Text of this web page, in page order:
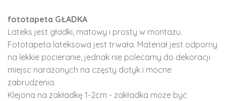
fototapeta GŁADKA
Lateks jest gładki, matowy i prosty w montażu.
Fototapeta lateksowa jest trwała. Materiał jest odporny
na lekkie pocieranie, jednak nie polecamy do dekoracji
miejsc narażonych na częsty dotyk i mocne
zabrudzenia.
Klejona na zakładkę 1-2cm - zakładka może być